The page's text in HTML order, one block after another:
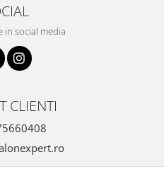
in social media
CLIENTI